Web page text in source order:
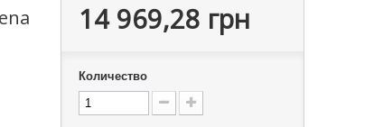
14 969,28 грн
Количество